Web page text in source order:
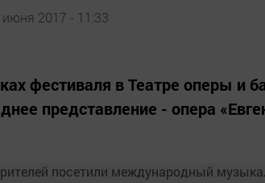
июня 2017 - 11:33
фестиваля в Театре оперы и
представление - опера